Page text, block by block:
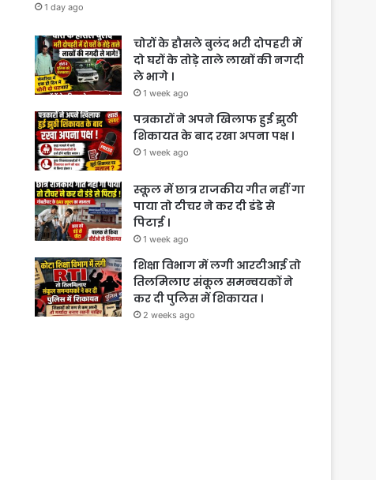
1 day ago
चोरों के हौसले बुलंद भरी दोपहरी में
दो घरों के तोड़े ताले लाखों की नगदी
ले भागे ।
1 week ago
पत्रकारों ने अपने खिलाफ हुई झुठी
शिकायत के बाद रखा अपना पक्ष ।
1 week ago
स्कूल में छात्र राजकीय गीत नहीं गा
पाया तो टीचर ने कर दी डंडे से
पिटाई ।
1 week ago
शिक्षा विभाग में लगी आरटीआई तो
तिलमिलाए संकूल समन्वयकों ने
कर दी पुलिस में शिकायत ।
2 weeks ago